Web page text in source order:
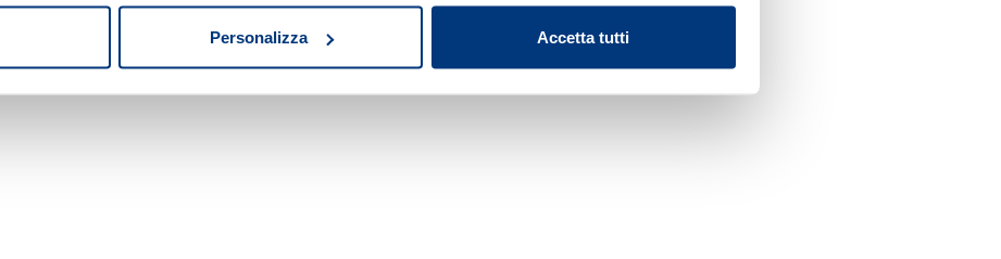
scansionandolo attivamente alla ricerca di caratteristiche specifiche (impronte
Personalizza Accetta tutti